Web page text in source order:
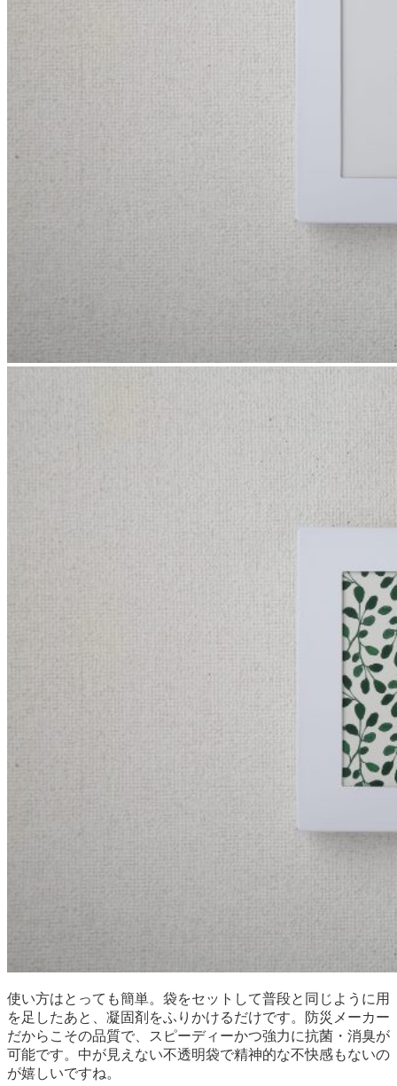
使い方はとっても簡単。袋をセットして普段と同じように用
を足したあと、凝固剤をふりかけるだけです。防災メーカー
だからこその品質で、スピーディーかつ強力に抗菌・消臭が
可能です。中が見えない不透明袋で精神的な不快感もないの
が嬉しいですね。